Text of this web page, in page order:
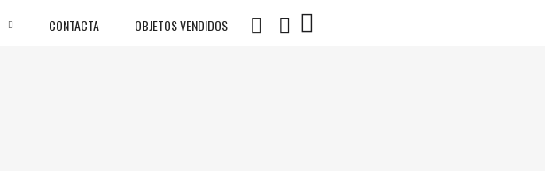
CONTACTA OBJETOS VENDIDOS